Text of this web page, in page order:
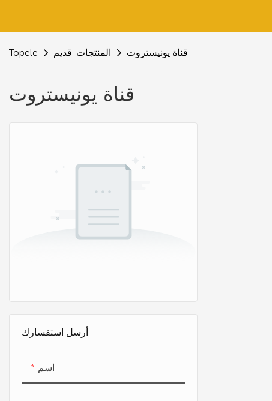
Topele المنتجات-قديم قناة يونيستروت
قناة يونيستروت
أرسل استفسارك
اسم